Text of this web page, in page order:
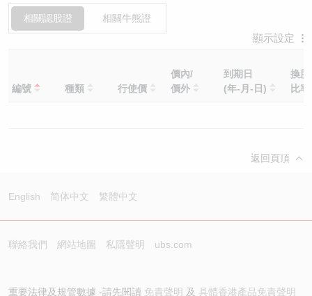
相關認股證 相關牛熊證
顯示設定
編號 種類 行使價
價內/
價外
到期日
(年-月-日)
換股
比率
返回頁頂
English 简体中文 繁體中文
聯絡我們 網站地圖 私隱聲明 ubs.com
重要法律及規管數據 -請先閱讀 免責聲明 及 具體香港產品免責聲明